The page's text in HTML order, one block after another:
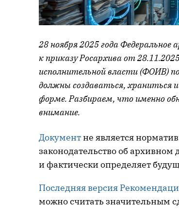
28 ноября 2025 года Федеральное
к приказу Росархива от
исполнительной власти (ФОИВ)
должны создаваться, храниться
форме. Разбираем, что именно
внимание.
Документне является
законодательство об
и фактически определяет
Последняя версия
можно считать значительным